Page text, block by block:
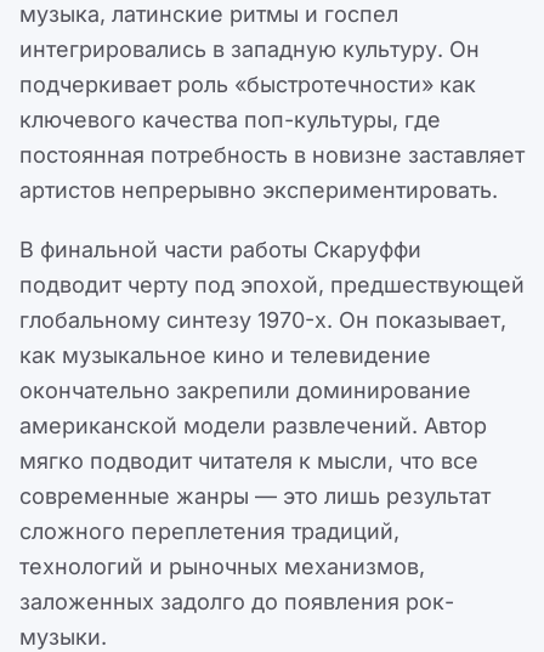
музыка, латинские ритмы и госпел
интегрировались в западную культуру. Он
подчеркивает роль «быстротечности» как
ключевого качества поп-культуры, где
постоянная потребность в новизне заставляет
артистов непрерывно экспериментировать.
В финальной части работы Скаруффи
подводит черту под эпохой, предшествующей
глобальному синтезу 1970-х. Он показывает,
как музыкальное кино и телевидение
окончательно закрепили доминирование
американской модели развлечений. Автор
мягко подводит читателя к мысли, что все
современные жанры — это лишь результат
сложного переплетения традиций,
технологий и рыночных механизмов,
заложенных задолго до появления рок-
музыки.